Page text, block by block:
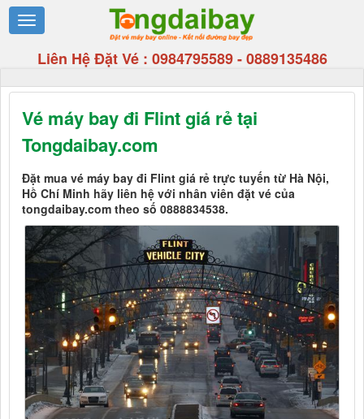
Liên Hệ Đặt Vé : 0984795589-0889135486
Vé máy bay đi Flint giá rẻ tại
Tongdaibay.com
Đặt mua vé máy bay đi Flint giá rẻ trực tuyến từ Hà Nội,
Hồ Chí Minh hãy liên hệ với nhân viên đặt vé của
tongdaibay.com theo số 0888834538.